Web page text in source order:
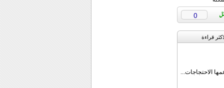
0
قراءة
الاحتجاجات...